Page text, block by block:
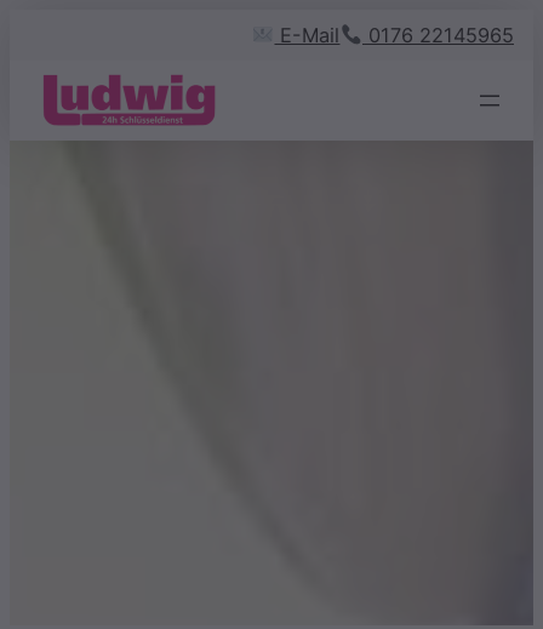
springen
E-Mail 0176 22145965